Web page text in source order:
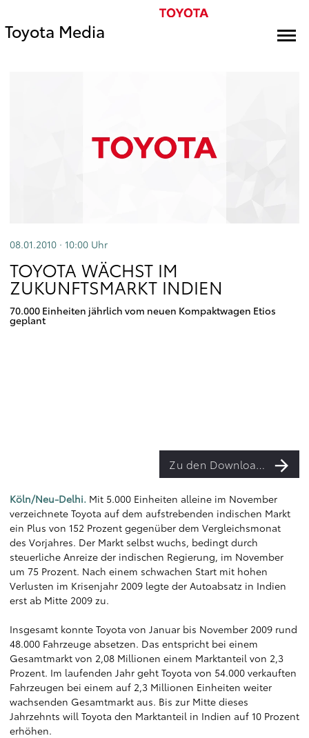
Toyota Media
08.01.2010 · 10:00 Uhr
TOYOTA WÄCHST IM
ZUKUNFTSMARKT INDIEN
70.000 Einheiten jährlich vom neuen Kompaktwagen Etios
geplant
Zu den Downloads
Köln/Neu-Delhi. Mit 5.000 Einheiten alleine im November
verzeichnete Toyota auf dem aufstrebenden indischen Markt
ein Plus von 152 Prozent gegenüber dem Vergleichsmonat
des Vorjahres. Der Markt selbst wuchs, bedingt durch
steuerliche Anreize der indischen Regierung, im November
um 75 Prozent. Nach einem schwachen Start mit hohen
Verlusten im Krisenjahr 2009 legte der Autoabsatz in Indien
erst ab Mitte 2009 zu.
Insgesamt konnte Toyota von Januar bis November 2009 rund
48.000 Fahrzeuge absetzen. Das entspricht bei einem
Gesamtmarkt von 2,08 Millionen einem Marktanteil von 2,3
Prozent. Im laufenden Jahr geht Toyota von 54.000 verkauften
Fahrzeugen bei einem auf 2,3 Millionen Einheiten weiter
wachsenden Gesamtmarkt aus. Bis zur Mitte dieses
Jahrzehnts will Toyota den Marktanteil in Indien auf 10 Prozent
erhöhen.